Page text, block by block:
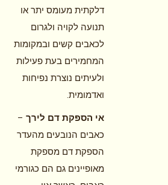
דלקתית מעומס יתר או
תנועה לקויה ולגרום
לכאבים קשים ובמקומות
המחמירים בעת פעילות
ולעיתים נוצרת נפיחות
ואדמומית.
אי הספקת דם לירך–
כאבים הנובעים מהעדר
הספקת דם מספקת
מאופיינים גם הם כגורמי